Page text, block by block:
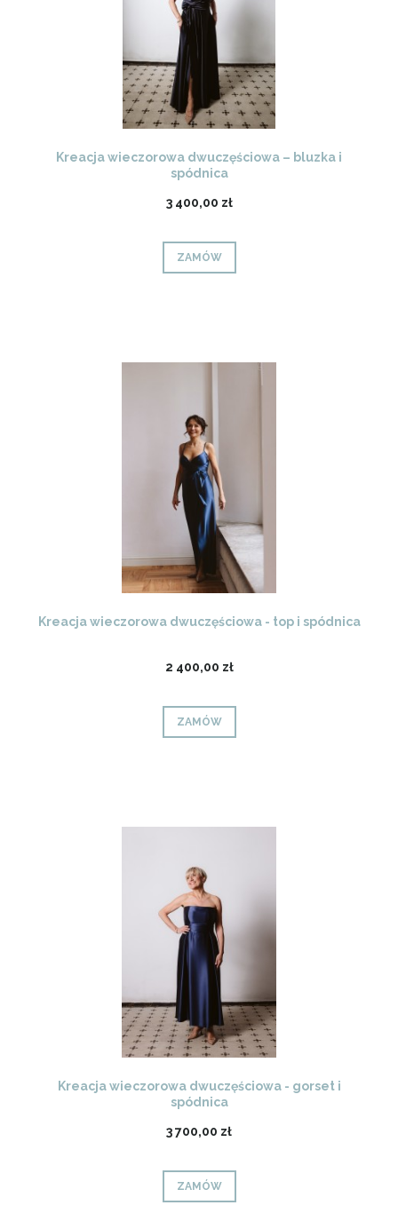
Kreacja wieczorowa dwuczęściowa – bluzka i
spódnica
3 400,00 zł
ZAMÓW
Kreacja wieczorowa dwuczęściowa - top i spódnica
2 400,00 zł
ZAMÓW
Kreacja wieczorowa dwuczęściowa - gorset i
spódnica
3 700,00 zł
ZAMÓW